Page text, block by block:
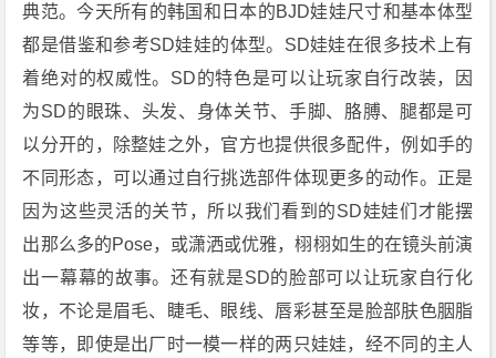
典范。今天所有的韩国和日本的BJD娃娃尺寸和基本体型
都是借鉴和参考SD娃娃的体型。SD娃娃在很多技术上有
着绝对的权威性。SD的特色是可以让玩家自行改装，因
为SD的眼珠、头发、身体关节、手脚、胳膊、腿都是可
以分开的，除整娃之外，官方也提供很多配件，例如手的
不同形态，可以通过自行挑选部件体现更多的动作。正是
因为这些灵活的关节，所以我们看到的SD娃娃们才能摆
出那么多的Pose，或潇洒或优雅，栩栩如生的在镜头前演
出一幕幕的故事。还有就是SD的脸部可以让玩家自行化
妆，不论是眉毛、睫毛、眼线、唇彩甚至是脸部肤色胭脂
等等，即使是出厂时一模一样的两只娃娃，经不同的主人